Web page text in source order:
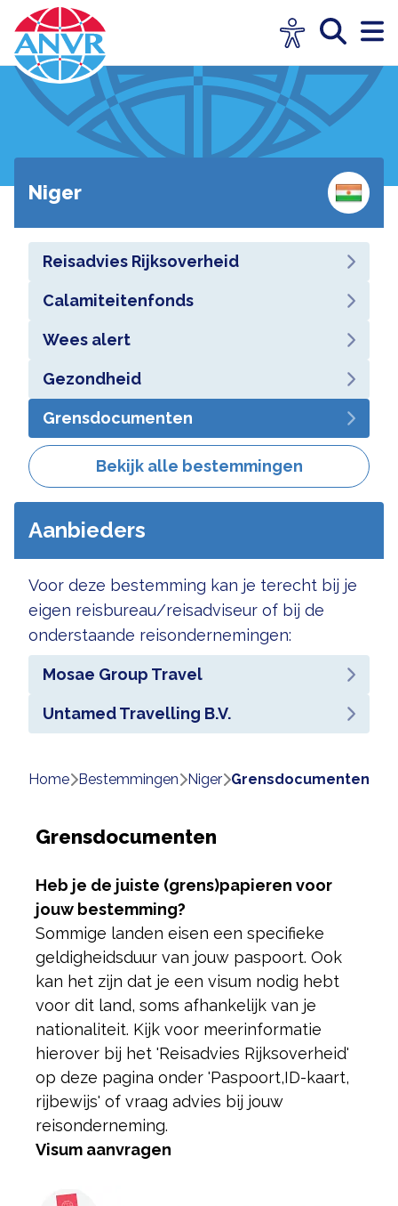
Niger
Reisadvies Rijksoverheid
Calamiteitenfonds
Wees alert
Gezondheid
Grensdocumenten
Bekijk alle bestemmingen
Aanbieders
Voor deze bestemming kan je terecht bij je
eigen reisbureau/reisadviseur of bij de
onderstaande reisondernemingen:
Mosae Group Travel
Untamed Travelling B.V.
Home bestemmingen niger grensdocumenten
Grensdocumenten
Heb je de juiste (grens)papieren voor
jouw bestemming?
Sommige landen eisen een specifieke
geldigheidsduur van jouw paspoort. Ook
kan het zijn dat je een visum nodig hebt
voor dit land, soms afhankelijk van je
nationaliteit. Kijk voor meerinformatie
hierover bij het 'Reisadvies Rijksoverheid'
op deze pagina onder 'Paspoort,ID-kaart,
rijbewijs' of vraag advies bij jouw
reisonderneming.
Visum aanvragen